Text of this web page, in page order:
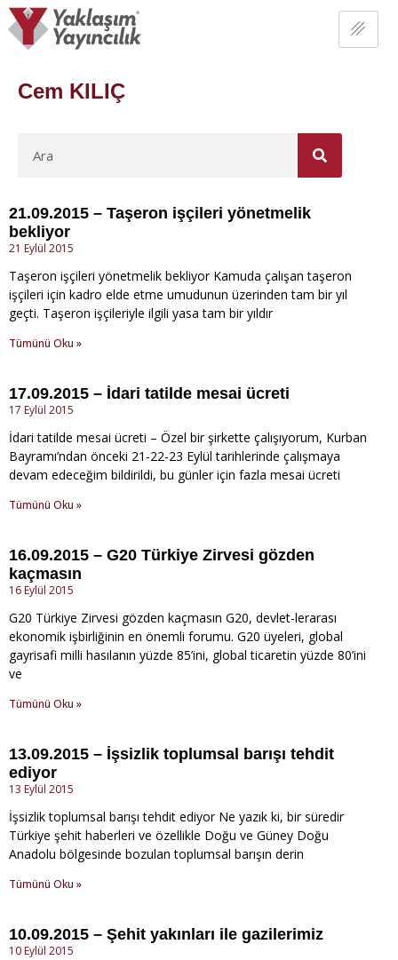
Cem KILIÇ
21.09.2015 – Taşeron işçileri yönetmelik
bekliyor
21 Eylül 2015
Taşeron işçileri yönetmelik bekliyor Kamuda çalışan taşeron
işçileri için kadro elde etme umudunun üzerinden tam bir yıl
geçti. Taşeron işçileriyle ilgili yasa tam bir yıldır
Tümünü Oku »
17.09.2015 – İdari tatilde mesai ücreti
17 Eylül 2015
İdari tatilde mesai ücreti – Özel bir şirkette çalışıyorum, Kurban
Bayramı’ndan önceki 21-22-23 Eylül tarihlerinde çalışmaya
devam edeceğim bildirildi, bu günler için fazla mesai ücreti
Tümünü Oku »
16.09.2015 – G20 Türkiye Zirvesi gözden
kaçmasın
16 Eylül 2015
G20 Türkiye Zirvesi gözden kaçmasın G20, devlet-lerarası
ekonomik işbirliğinin en önemli forumu. G20 üyeleri, global
gayrisafi milli hasılanın yüzde 85’ini, global ticaretin yüzde 80’ini
ve
Tümünü Oku »
13.09.2015 – İşsizlik toplumsal barışı tehdit
ediyor
13 Eylül 2015
İşsizlik toplumsal barışı tehdit ediyor Ne yazık ki, bir süredir
Türkiye şehit haberleri ve özellikle Doğu ve Güney Doğu
Anadolu bölgesinde bozulan toplumsal barışın derin
Tümünü Oku »
10.09.2015 – Şehit yakınları ile gazilerimiz
10 Eylül 2015